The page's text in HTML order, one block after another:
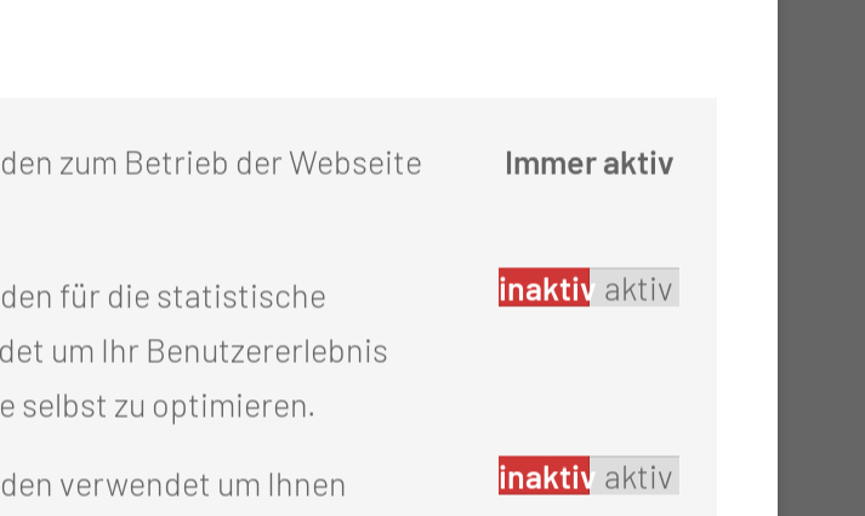
technologische Gesundheitsregion
und Therapeuten und vielen externen Partner
Patienten -aus der Lausitz für die Lausitz!
zum Betrieb der Webseite
Immer aktiv
für die statistische
um Ihr Benutzererlebnis
selbst zu optimieren.
inaktiv aktiv
verwendet um Ihnen
inaktiv aktiv